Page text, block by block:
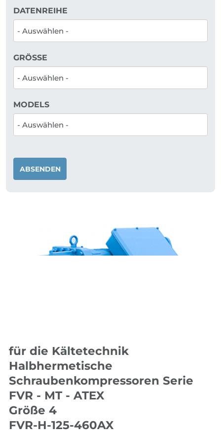
für die Kältetechnik
Halbhermetische
Schraubenkompressoren Serie
FVR - MT - ATEX
Größe 4
FVR-H-125-460AX
DATENREIHE
GRÖSSE
MODELS
ABSENDEN